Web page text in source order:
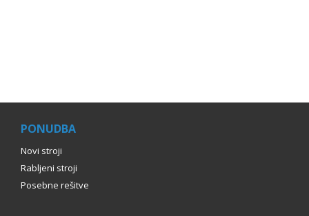
PONUDBA
Novi stroji
Rabljeni stroji
Posebne rešitve